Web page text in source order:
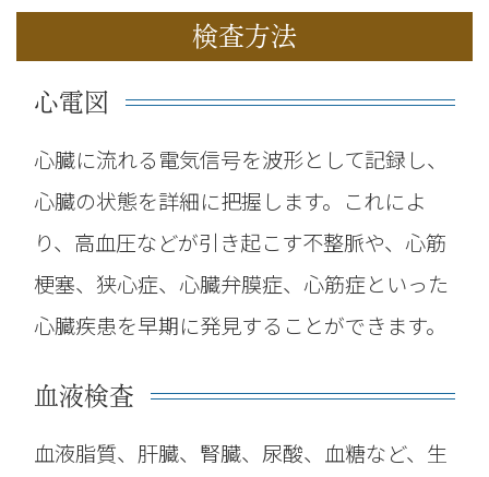
検査方法
心電図
心臓に流れる電気信号を波形として記録し、
心臓の状態を詳細に把握します。これによ
り、高血圧などが引き起こす不整脈や、心筋
梗塞、狭心症、心臓弁膜症、心筋症といった
心臓疾患を早期に発見することができます。
血液検査
血液脂質、肝臓、腎臓、尿酸、血糖など、生